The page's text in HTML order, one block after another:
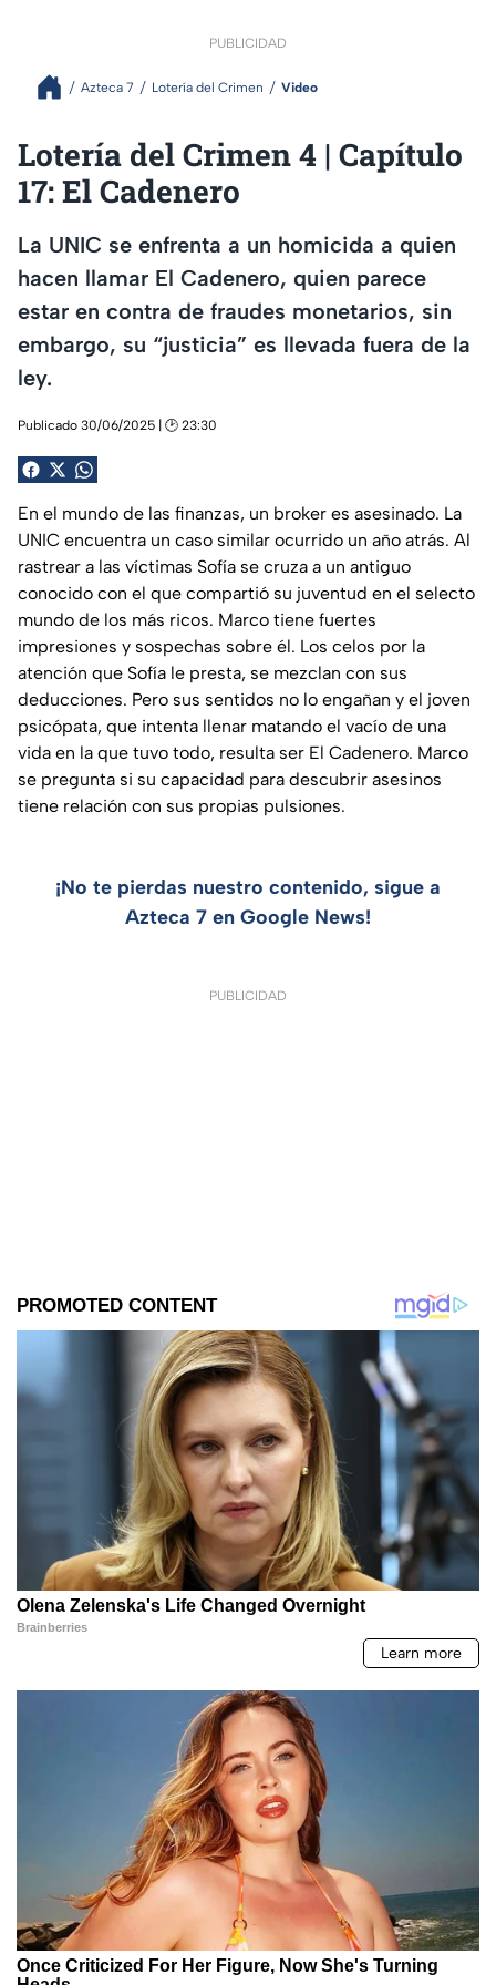
PUBLICIDAD
Azteca 7 Lotería del Crimen Video
Lotería del Crimen 4 | Capítulo
17: El Cadenero
La UNIC se enfrenta a un homicida a quien
hacen llamar El Cadenero, quien parece
estar en contra de fraudes monetarios, sin
embargo, su “justicia” es llevada fuera de la
ley.
Publicado 30/06/2025 | 🕑 23:30
En el mundo de las finanzas, un broker es asesinado. La
UNIC encuentra un caso similar ocurrido un año atrás. Al
rastrear a las víctimas Sofía se cruza a un antiguo
conocido con el que compartió su juventud en el selecto
mundo de los más ricos. Marco tiene fuertes
impresiones y sospechas sobre él. Los celos por la
atención que Sofía le presta, se mezclan con sus
deducciones. Pero sus sentidos no lo engañan y el joven
psicópata, que intenta llenar matando el vacío de una
vida en la que tuvo todo, resulta ser El Cadenero. Marco
se pregunta si su capacidad para descubrir asesinos
tiene relación con sus propias pulsiones.
¡No te pierdas nuestro contenido, sigue a
Azteca 7 en Google News!
PUBLICIDAD